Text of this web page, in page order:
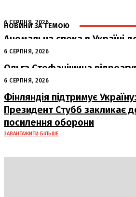
НОВИНИ ЗА ТЕМОЮ
6 СЕРПНЯ, 2026
Аномальна спека в Україні
кінця: очікується
6 СЕРПНЯ, 2026
Ольга Стефанішина
підозри від НАБУ та САП
6 СЕРПНЯ, 2026
Фінляндія підтримує Україну:
Президент Стубб закликає
посилення оборони
ЗАВАНТАЖИТИ БІЛЬШЕ